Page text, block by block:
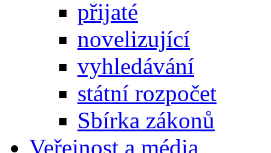
přijaté
novelizující
vyhledávání
státní rozpočet
Sbírka zákonů
Veřejnost a média